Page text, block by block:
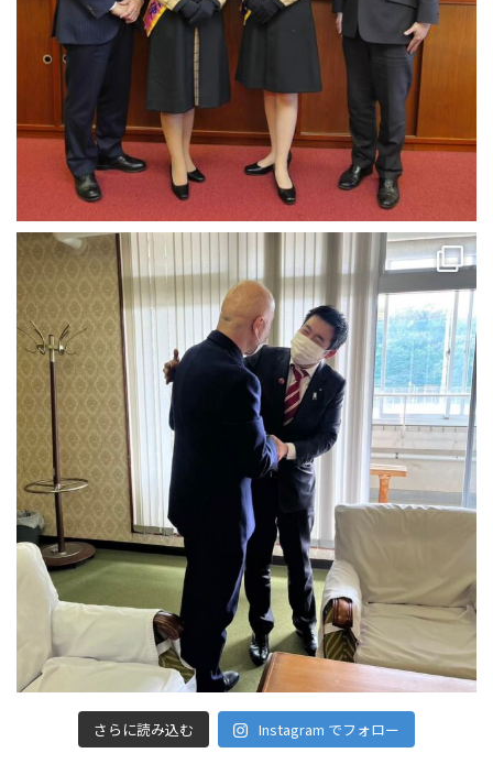
さらに読み込む Instagram でフォロー